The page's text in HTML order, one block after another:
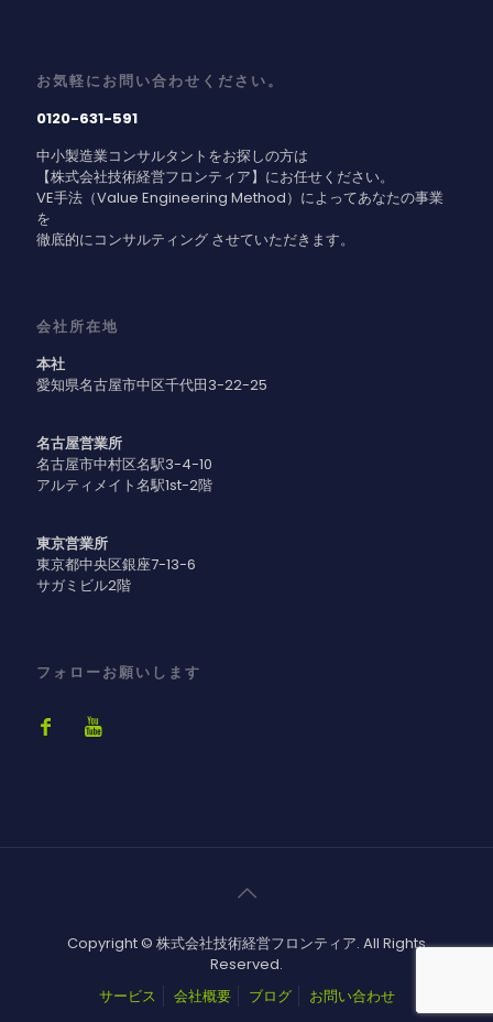
お気軽にお問い合わせください。
0120-631-591
中小製造業コンサルタントをお探しの方は
【株式会社技術経営フロンティア】にお任せください。
VE手法（Value Engineering Method）によってあなたの事業
を
徹底的にコンサルティング させていただきます。
会社所在地
本社
愛知県名古屋市中区千代田3-22-25
名古屋営業所
名古屋市中村区名駅3-4-10
アルティメイト名駅1st-2階
東京営業所
東京都中央区銀座7-13-6
サガミビル2階
フォローお願いします
Copyright © 株式会社技術経営フロンティア. All Rights
Reserved.
サービス
会社概要 ブログ お問い合わせ